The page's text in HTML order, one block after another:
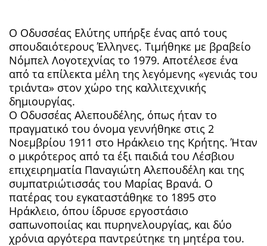
Ο Οδυσσέας Ελύτης υπήρξε ένας από τους
σπουδαιότερους Έλληνες. Τιμήθηκε με βραβείο
Νόμπελ Λογοτεχνίας το 1979. Αποτέλεσε ένα
από τα επίλεκτα μέλη της λεγόμενης «γενιάς του
τριάντα» στον χώρο της καλλιτεχνικής
δημιουργίας.
Ο Οδυσσέας Αλεπουδέλης, όπως ήταν το
πραγματικό του όνομα γεννήθηκε στις 2
Νοεμβρίου 1911 στο Ηράκλειο της Κρήτης. Ήταν
ο μικρότερος από τα έξι παιδιά του Λέσβιου
επιχειρηματία Παναγιώτη Αλεπουδέλη και της
συμπατριώτισσάς του Μαρίας Βρανά. Ο
πατέρας του εγκαταστάθηκε το 1895 στο
Ηράκλειο, όπου ίδρυσε εργοστάσιο
σαπωνοποιίας και πυρηνελουργίας, και δύο
χρόνια αργότερα παντρεύτηκε τη μητέρα του.